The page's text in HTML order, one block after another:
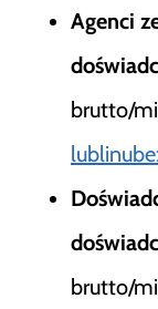
Agenci
brutto/
brutto/